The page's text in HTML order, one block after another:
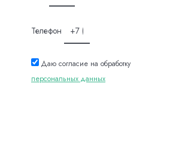
Телефон
Даю согласие на обработку
персональных данных